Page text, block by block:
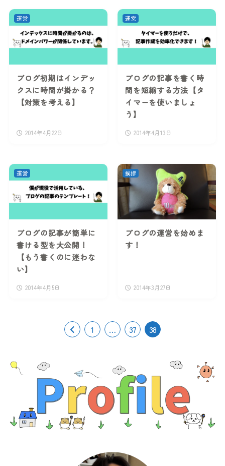
ブログ初期はインデッ
クスに時間が掛かる？
【対策を考える】
2014年4月22日
運営
ブログの記事を書く時
間を短縮する方法【タ
イマーを使いましょ
う】
2014年4月13日
運営
ブログの記事が簡単に
書ける型を大公開！
【もう書くのに迷わな
い】
2014年4月5日
運営
ブログの運営を始めま
す！
2014年3月27日
挨拶
1 … 37 38